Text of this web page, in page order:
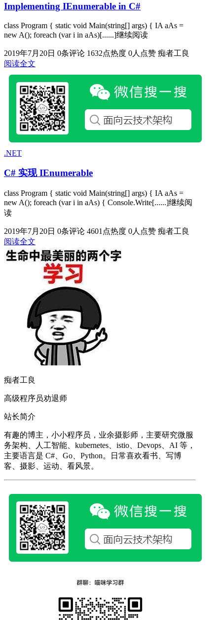
Implementing IEnumerable in C#
class Program { static void Main(string[] args) { IA aAs =
new A(); foreach (var i in aAs)[......]继续阅读
2019年7月20日 0条评论 1632点热度 0人点赞 痴者工良
阅读全文
.NET
C# 实现 IEnumerable
class Program { static void Main(string[] args) { IA aAs =
new A(); foreach (var i in aAs) { Console.Write[......]继续阅
读
2019年7月20日 0条评论 4601点热度 0人点赞 痴者工良
阅读全文
痴者工良
高级程序员劝退师
站长简介
有趣的博主，小小程序员，业余摄影师，主要研究微服
务架构、人工智能、kubernetes、istio、Devops、AI 等，
主要语言是 C#、Go、Python。日常喜欢看书、写博
客、摄影、运动、看风景。